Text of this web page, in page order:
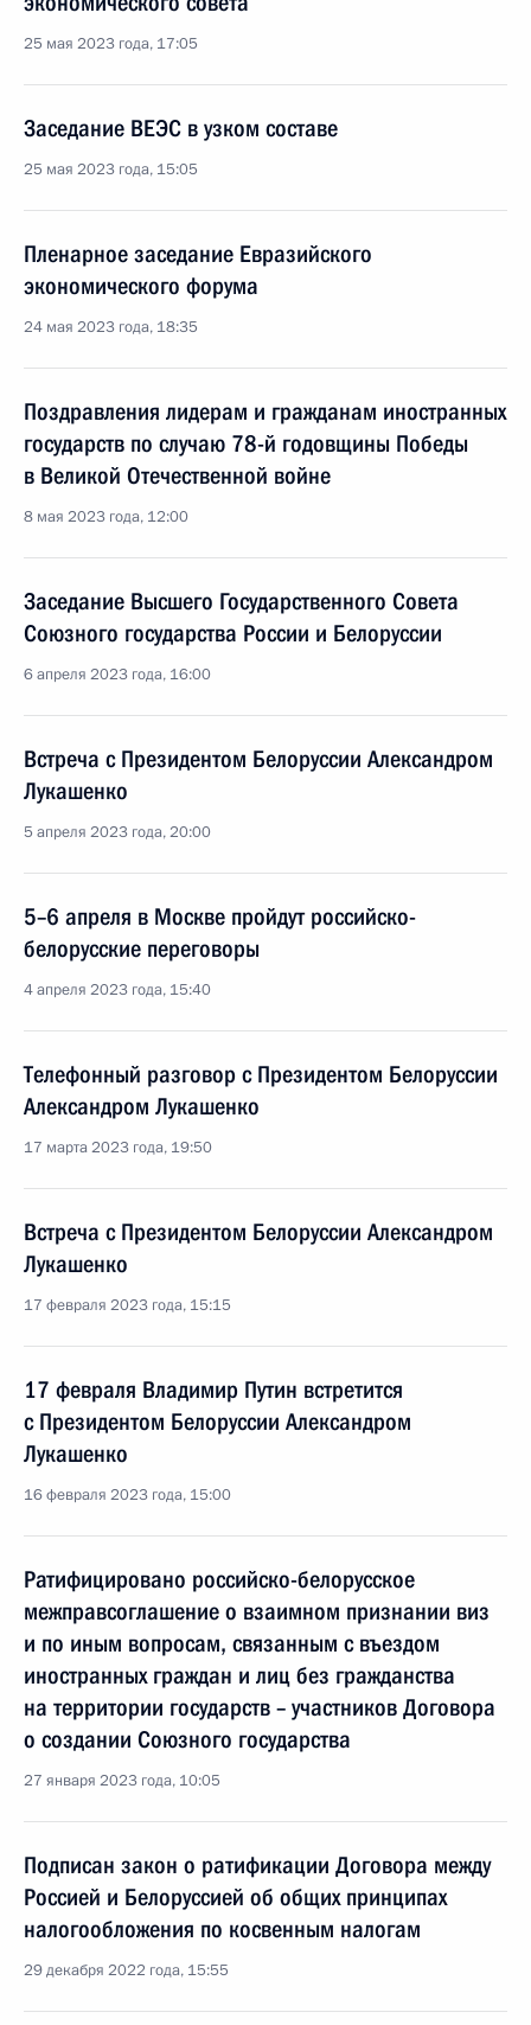
25 мая 2023 года, 17:05
Заседание ВЕЭС в узком составе
25 мая 2023 года, 15:05
Пленарное заседание Евразийского
экономического форума
24 мая 2023 года, 18:35
Поздравления лидерам и гражданам иностранных
государств по случаю 78-й годовщины Победы
в Великой Отечественной войне
8 мая 2023 года, 12:00
Заседание Высшего Государственного Совета
Союзного государства России и Белоруссии
6 апреля 2023 года, 16:00
Встреча с Президентом Белоруссии Александром
Лукашенко
5 апреля 2023 года, 20:00
5–6 апреля в Москве пройдут российско-
белорусские переговоры
4 апреля 2023 года, 15:40
Телефонный разговор с Президентом Белоруссии
Александром Лукашенко
17 марта 2023 года, 19:50
Встреча с Президентом Белоруссии Александром
Лукашенко
17 февраля 2023 года, 15:15
17 февраля Владимир Путин встретится
с Президентом Белоруссии Александром
Лукашенко
16 февраля 2023 года, 15:00
Ратифицировано российско-белорусское
межправсоглашение о взаимном признании виз
и по иным вопросам, связанным с въездом
иностранных граждан и лиц без гражданства
на территории государств – участников Договора
о создании Союзного государства
27 января 2023 года, 10:05
Подписан закон о ратификации Договора между
Россией и Белоруссией об общих принципах
налогообложения по косвенным налогам
29 декабря 2022 года, 15:55